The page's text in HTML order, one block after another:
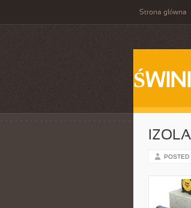
Strona główna
POSTED